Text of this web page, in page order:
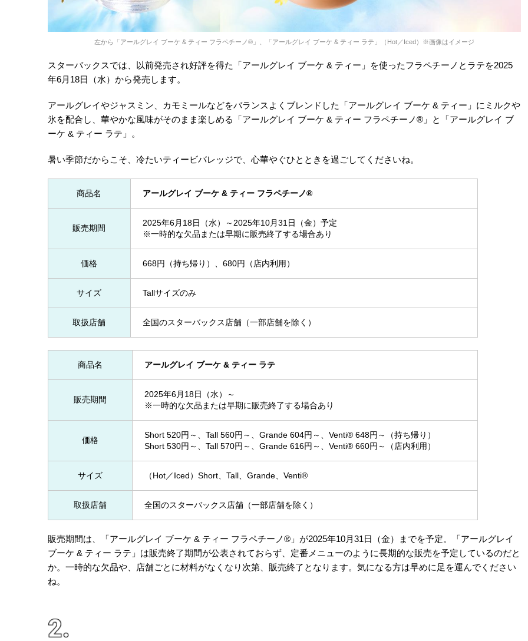
左から「アールグレイ ブーケ & ティー フラペチーノ®」、「アールグレイ ブーケ & ティー ラテ」（Hot／Iced）※画像はイメージ
スターバックスでは、以前発売され好評を得た「アールグレイ ブーケ & ティー」を使ったフラペチーノとラテを2025
年6月18日（水）から発売します。
アールグレイやジャスミン、カモミールなどをバランスよくブレンドした「アールグレイ ブーケ & ティー」にミルクや
氷を配合し、華やかな風味がそのまま楽しめる「アールグレイ ブーケ & ティー フラペチーノ®」と「アールグレイ ブ
ーケ & ティー ラテ」。
暑い季節だからこそ、冷たいティービバレッジで、心華やぐひとときを過ごしてくださいね。
商品名 アールグレイ ブーケ & ティー フラペチーノ®
販売期間
2025年6月18日（水）～2025年10月31日（金）予定
※一時的な欠品または早期に販売終了する場合あり
価格 668円（持ち帰り）、680円（店内利用）
サイズ Tallサイズのみ
取扱店舗 全国のスターバックス店舗（一部店舗を除く）
商品名 アールグレイ ブーケ & ティー ラテ
販売期間
2025年6月18日（水）～
※一時的な欠品または早期に販売終了する場合あり
価格
Short 520円～、Tall 560円～、Grande 604円～、Venti® 648円～（持ち帰り）
Short 530円～、Tall 570円～、Grande 616円～、Venti® 660円～（店内利用）
サイズ （Hot／Iced）Short、Tall、Grande、Venti®
取扱店舗 全国のスターバックス店舗（一部店舗を除く）
販売期間は、「アールグレイ ブーケ & ティー フラペチーノ®」が2025年10月31日（金）までを予定。「アールグレイ
ブーケ & ティー ラテ」は販売終了期間が公表されておらず、定番メニューのように長期的な販売を予定しているのだと
か。一時的な欠品や、店舗ごとに材料がなくなり次第、販売終了となります。気になる方は早めに足を運んでください
ね。